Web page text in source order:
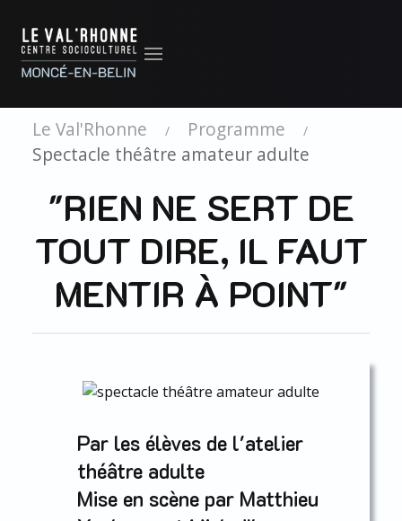
Le Val'Rhonne
Programme
Spectacle théâtre amateur adulte
"RIEN NE SERT DE
TOUT DIRE, IL FAUT
MENTIR À POINT"
Par les élèves de l'atelier
théâtre adulte
Mise en scène par Matthieu